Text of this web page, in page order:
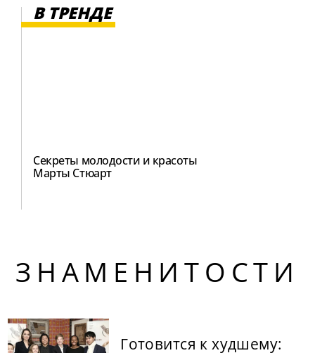
В ТРЕНДЕ
Секреты молодости и красоты
Марты Стюарт
ЗНАМЕНИТОСТИ
Готовится к худшему: